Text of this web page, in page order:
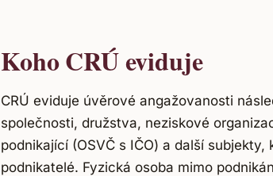
Koho CRÚ eviduje
CRÚ eviduje úvěrové angažovanosti
společnosti, družstva, neziskové
podnikající (OSVČ s IČO) a další
podnikatelé. Fyzická osoba mimo